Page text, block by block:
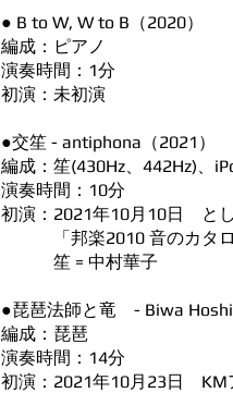
● B to W, W to B（2020）
編成：ピアノ
演奏時間：1分
初演：未初演
●交笙 - antiphona（2021）
編成：笙(430Hz、442Hz)、
演奏時間：10分
初演：2021年10月10日 と
「邦楽2010 音のカタ
笙 = 中村華子
●琵琶法師と竜 - Biwa
編成：琵琶
演奏時間：14分
初演：2021年10月23日 KM